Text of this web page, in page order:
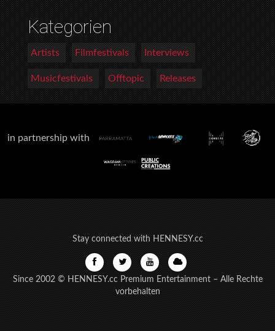
Kategorien
Artists Filmfestivals Interviews
Musicfestivals Offtopic Releases
in partnership with
Stay connected with HENNESY.cc
Since 2002 © HENNESY.cc Premium Entertainment – Alle Rechte
vorbehalten